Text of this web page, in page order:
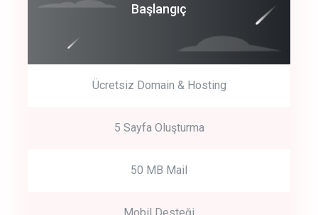
Başlangıç
Ücretsiz Domain & Hosting
5 Sayfa Oluşturma
50 MB Mail